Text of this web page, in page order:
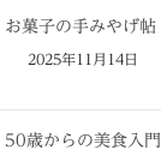
お菓子の手みやげ帖
2025年11月14日
50歳からの美食入門